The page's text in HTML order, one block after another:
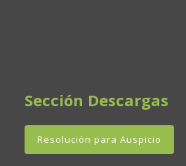
Sección Descargas
Resolución para Auspicio